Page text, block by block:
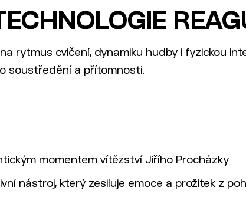
rytmus cvičení, dynamiku hudby i fyzickou
soustředění a přítomnosti.
momentem vítězství Jiřího Procházky
nástroj, který zesiluje emoce a prožitek z